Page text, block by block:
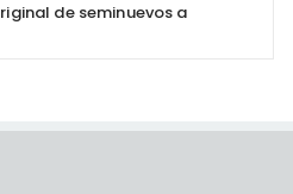
de seminuevos a